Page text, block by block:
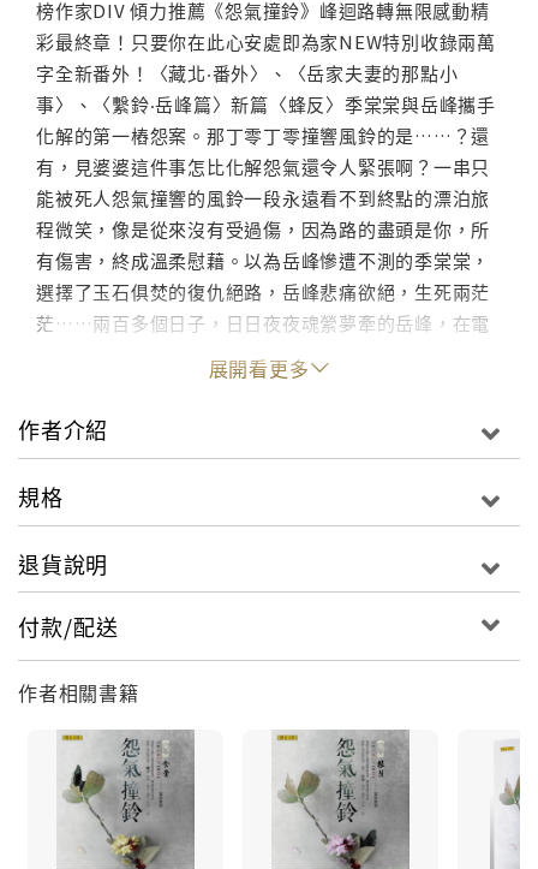
榜作家DIV 傾力推薦《怨氣撞鈴》峰迴路轉無限感動精
彩最終章！只要你在此心安處即為家NEW特別收錄兩萬
字全新番外！〈藏北‧番外〉、〈岳家夫妻的那點小
事〉、〈繫鈴‧岳峰篇〉新篇〈蜂反〉季棠棠與岳峰攜手
化解的第一樁怨案。那丁零丁零撞響風鈴的是……？還
有，見婆婆這件事怎比化解怨氣還令人緊張啊？一串只
能被死人怨氣撞響的風鈴一段永遠看不到終點的漂泊旅
程微笑，像是從來沒有受過傷，因為路的盡頭是你，所
有傷害，終成溫柔慰藉。以為岳峰慘遭不測的季棠棠，
選擇了玉石俱焚的復仇絕路，岳峰悲痛欲絕，生死兩茫
茫……兩百多個日子，日日夜夜魂縈夢牽的岳峰，在電
話那頭一句「岳峰？」的呼喚下，來到藏北，竟然找到
以為今生今世無緣再見的人，但她卻徹底遺忘了他……
青藏高原被稱為世界屋脊，阿里又被譽為屋脊的屋脊。
這樣寂靜的夜裡，離天最近的地方，過往種種，恍惚隔
成，雙姨，秦守成，秦守業，還有尤思，那麼長的糾
從尕奈、雲南古城、敦煌魔鬼城到藏北，一路有你同
落下，溫柔得像是雨點，細小的顫慄順著肌膚紋理飛快
遊走，直通心臟。她對他說過喜歡，說過愛，但是從來
沒有在任何場合告訴過他，自己有多麼感激他。這個男
人，或許不是最好的，但是拿好過十倍的人給她，她也
不換，他不止是她的戀人，也是她的親人和恩人，是她
願意保護，願意拚命，願意陪伴終老的人。季棠棠低下
頭，悄悄揩去眼角的眼淚。岳峰壞笑著朝她嚷嚷：
「咦，小姑娘挺俊俏啊，低頭害什麼羞，過來讓爺劫個
展開看更多
作者介紹
規格
退貨說明
付款/配送
作者相關書籍